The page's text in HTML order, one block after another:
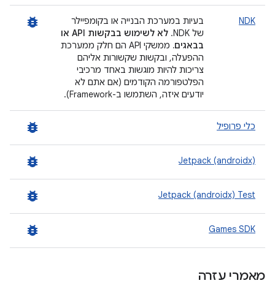
NDK
בעיות במערכת הבנייה או בקומפיילר
של NDK.
לא לשימוש בבקשות API או
בבאגים.
ממשקי API הם חלק ממערכת
ההפעלה, ובקשות שקשורות אליהם
צריכות להיות מוגשות באחד מרכיבי
הפלטפורמה הקודמים (אם אתם לא
יודעים איזה, השתמשו ב-Framework).
bug_report
כלי פרופיל bug_report
Jetpack (androidx)
bug_report
Jetpack (androidx) Test
bug_report
Games SDK
bug_report
מאמרי עזרה